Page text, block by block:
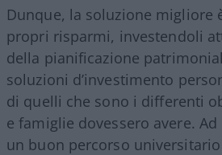
Dunque, la soluzione migliore
propri risparmi, investendoli
della pianificazione
soluzioni d’investimento
di quelli che sono i differenti
e famiglie dovessero avere.
un buon percorso